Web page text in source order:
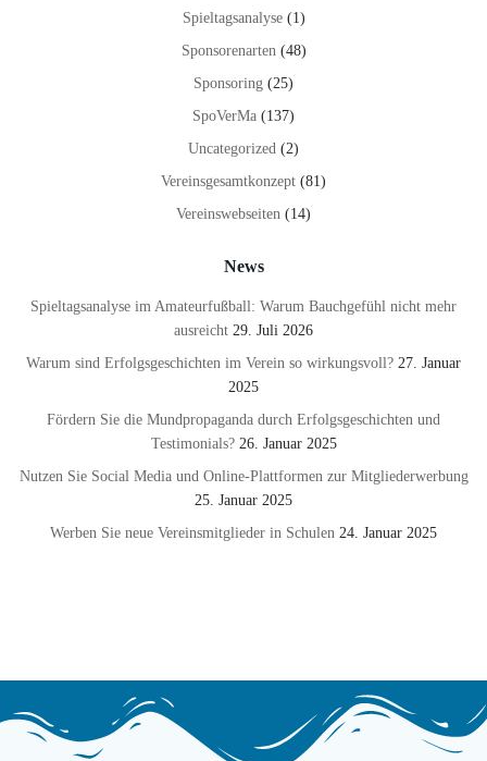
Spieltagsanalyse(1)
Sponsorenarten(48)
Sponsoring (25)
SpoVerMa (137)
Uncategorized (2)
Vereinsgesamtkonzept (81)
Vereinswebseiten (14)
News
Spieltagsanalyse im Amateurfußball: Warum Bauchgefühl nicht mehr
ausreicht 29. Juli 2026
Warum sind Erfolgsgeschichten im Verein so wirkungsvoll? 27. Januar
2025
Fördern Sie die Mundpropaganda durch Erfolgsgeschichten und
Testimonials? 26. Januar 2025
Nutzen Sie Social Media und Online-Plattformen zur Mitgliederwerbung
25. Januar 2025
Werben Sie neue Vereinsmitglieder in Schulen 24. Januar 2025